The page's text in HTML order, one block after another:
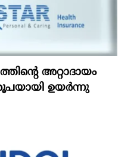
അറ്റാദായം
ഉയർന്നു